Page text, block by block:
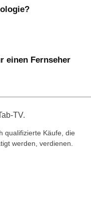
einen Fernseher
TV.
qualifizierte Käufe, die
werden, verdienen.